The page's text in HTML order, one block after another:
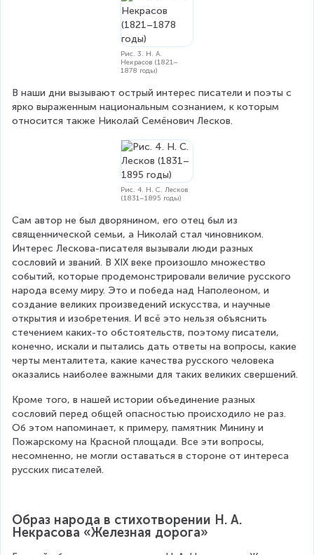
Рис. 3. Н. А.
Некрасов (1821–
1878 годы)
В наши дни вызывают острый интерес писатели и поэты с
ярко выраженным национальным сознанием, к которым
относится также Николай Семёнович Лесков.
Рис. 4. Н. С. Лесков
(1831–1895 годы)
Сам автор не был дворянином, его отец был из
священнической семьи, а Николай стал чиновником.
Интерес Лескова-писателя вызывали люди разных
сословий и званий. В XIX веке произошло множество
событий, которые продемонстрировали величие русского
народа всему миру. Это и победа над Наполеоном, и
создание великих произведений искусства, и научные
открытия и изобретения. И всё это нельзя объяснить
стечением каких-то обстоятельств, поэтому писатели,
конечно, искали и пытались дать ответы на вопросы, какие
черты менталитета, какие качества русского человека
оказались наиболее важными для таких великих свершений.
Кроме того, в нашей истории объединение разных
сословий перед общей опасностью происходило не раз.
Об этом напоминает, к примеру, памятник Минину и
Пожарскому на Красной площади. Все эти вопросы,
несомненно, не могли оставаться в стороне от интереса
русских писателей.
Образ народа в стихотворении Н. А.
Некрасова «Железная дорога»